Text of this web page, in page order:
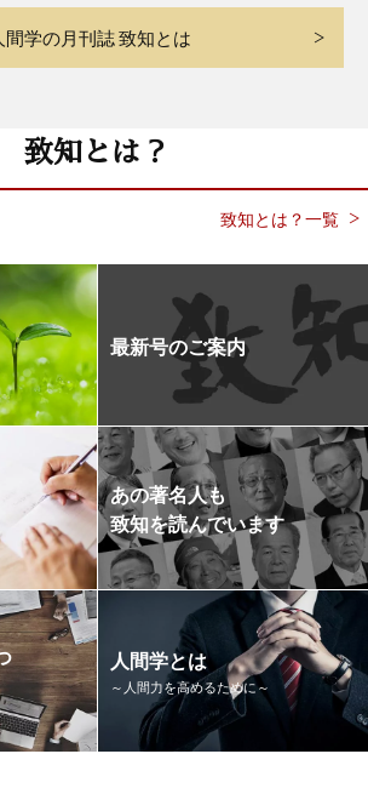
間学の月刊誌 致知とは
致知とは？
致知とは？一覧
最新号のご案内
あの著名人も
致知を読んでいます
人間学とは
～人間力を高めるために～